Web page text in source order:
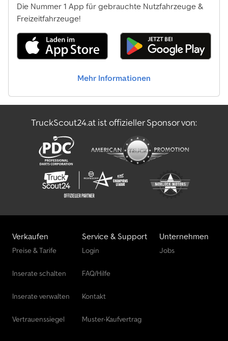
Die Nummer 1 App für gebrauchte Nutzfahrzeuge &
Freizeitfahrzeuge!
Mehr Informationen
TruckScout24.at ist offizieller Sponsor von:
Verkaufen
Preise & Tarife
Inserate schalten
Inserate verwalten
Vertrauenssiegel
Service & Support
Login
FAQ/Hilfe
Kontakt
Muster-Kaufvertrag
Unternehmen
Jobs